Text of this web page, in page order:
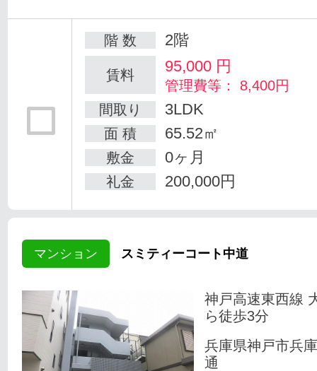
階 数 2階
賃料 95,000 円
管理費等： 8,400円
間取り
3LDK
面 積 65.52㎡
敷金 0ヶ月
礼金 200,000円
マンション スミティーコート中道
神戸高速東西線
ら徒歩3分
兵庫県神戸市兵
通